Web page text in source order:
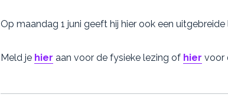
Op maandag 1 juni geeft hij hier ook een
Meld je hier aan voor de fysieke lezing of hier voor